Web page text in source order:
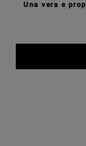
Una vera e